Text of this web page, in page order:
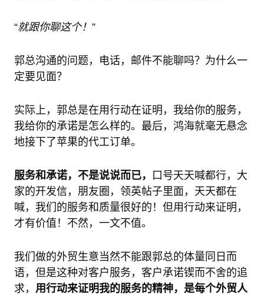
“就跟你聊这个！ ”
郭总沟通的问题，电话，邮件不能聊吗？为什么一
定要见面？
实际上，郭总是在用行动在证明，我给你的服务，
我给你的承诺是怎么样的。最后，鸿海就毫无悬念
地接下了苹果的代工订单。
服务和承诺，不是说说而已，
口号天天喊都行，大
家的开发信，朋友圈，领英帖子里面，天天都在
喊，我们的服务和质量很好的！但用行动来证明，
才有价值！不然，一文不值。
我们做的外贸生意当然不能跟郭总的体量同日而
语，但是这种对客户服务，客户承诺锲而不舍的追
求， 用行动来证明我的服务的精神，是每个外贸人